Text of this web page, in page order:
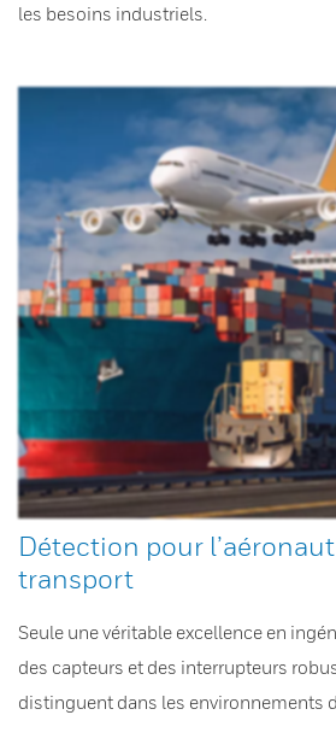
les besoins industriels.
Détection pour
transport
Seule une véritable excellence en
des capteurs et des interrupteurs
distinguent dans les environnements